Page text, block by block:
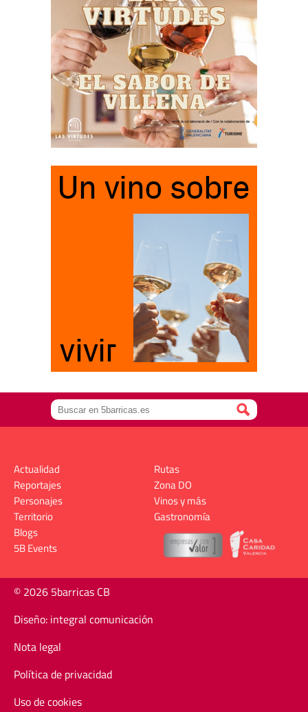
Actualidad
Reportajes
Personajes
Territorio
Rutas
Zona DO
Vinos y más
Gastronomía
Blogs
5B Events
© 2026 5barricas CB
Diseño: integral comunicación
Nota legal
Política de privacidad
Uso de cookies